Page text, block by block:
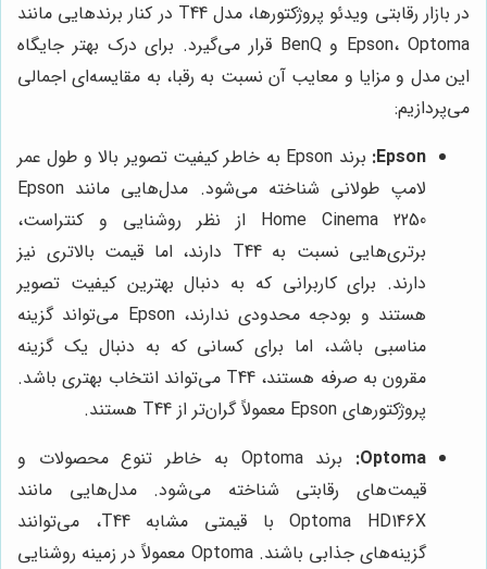
در بازار رقابتی ویدئو پروژکتورها، مدل T44 در کنار برندهایی مانند
Epson، Optoma و BenQ قرار می‌گیرد. برای درک بهتر جایگاه
این مدل و مزایا و معایب آن نسبت به رقبا، به مقایسه‌ای اجمالی
می‌پردازیم:
Epson:
برند Epson به خاطر کیفیت تصویر بالا و طول عمر
لامپ طولانی شناخته می‌شود. مدل‌هایی مانند Epson
Home Cinema 2250 از نظر روشنایی و کنتراست،
برتری‌هایی نسبت به T44 دارند، اما قیمت بالاتری نیز
دارند. برای کاربرانی که به دنبال بهترین کیفیت تصویر
هستند و بودجه محدودی ندارند، Epson می‌تواند گزینه
مناسبی باشد، اما برای کسانی که به دنبال یک گزینه
مقرون به صرفه هستند، T44 می‌تواند انتخاب بهتری باشد.
پروژکتورهای Epson معمولاً گران‌تر از T44 هستند.
Optoma:
برند Optoma به خاطر تنوع محصولات و
قیمت‌های رقابتی شناخته می‌شود. مدل‌هایی مانند
Optoma HD146X با قیمتی مشابه T44، می‌توانند
گزینه‌های جذابی باشند. Optoma معمولاً در زمینه روشنایی